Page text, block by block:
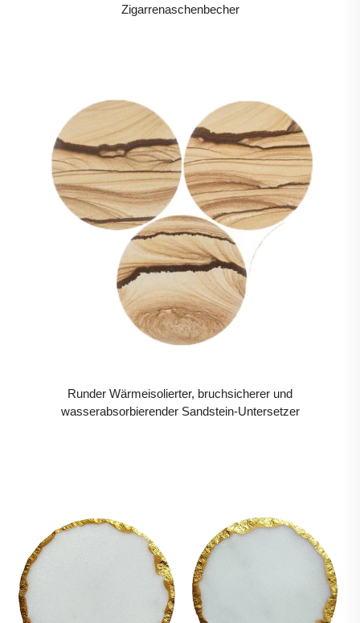
Zigarrenaschenbecher
Runder Wärmeisolierter, bruchsicherer und
wasserabsorbierender Sandstein-Untersetzer